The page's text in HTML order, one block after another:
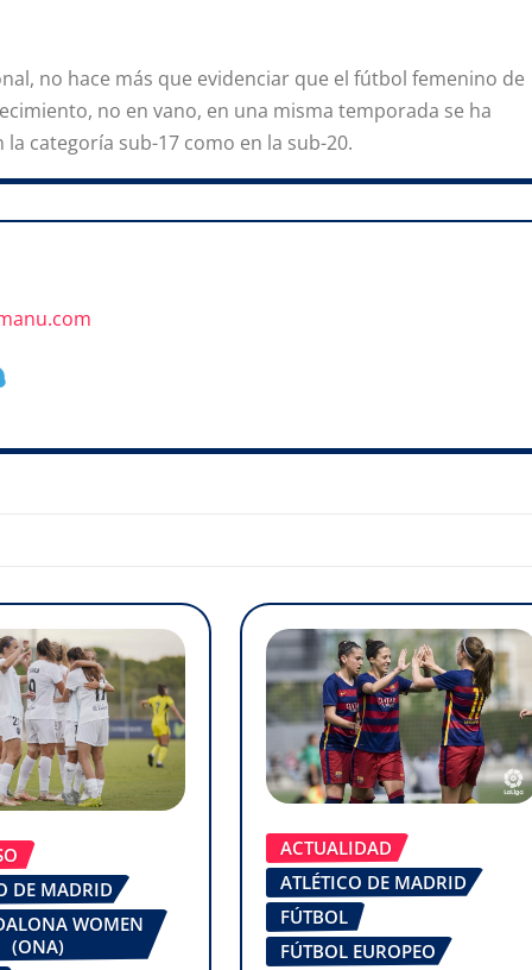
no hace más que evidenciar que el fútbol femenino de
no en vano, en una misma temporada se ha
categoría sub-17 como en la sub-20.
DE MADRID
WOMEN
(ONA)
ACTUALIDAD
ATLÉTICO DE MADRID
FÚTBOL
FÚTBOL EUROPEO